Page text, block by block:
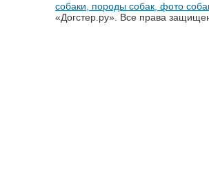
собаки, породы собак, фото
«Догстер.ру». Все права